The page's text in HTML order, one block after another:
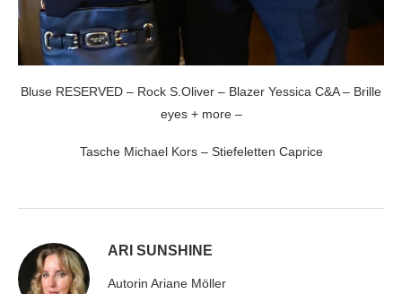
Bluse RESERVED – Rock S.Oliver – Blazer Yessica C&A – Brille
eyes + more –
Tasche Michael Kors – Stiefeletten Caprice
ARI SUNSHINE
Autorin Ariane Möller